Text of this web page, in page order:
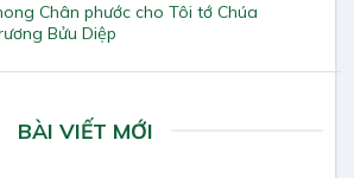
Chân phước cho Tôi tớ Chúa
Bửu Diệp
BÀI VIẾT MỚI